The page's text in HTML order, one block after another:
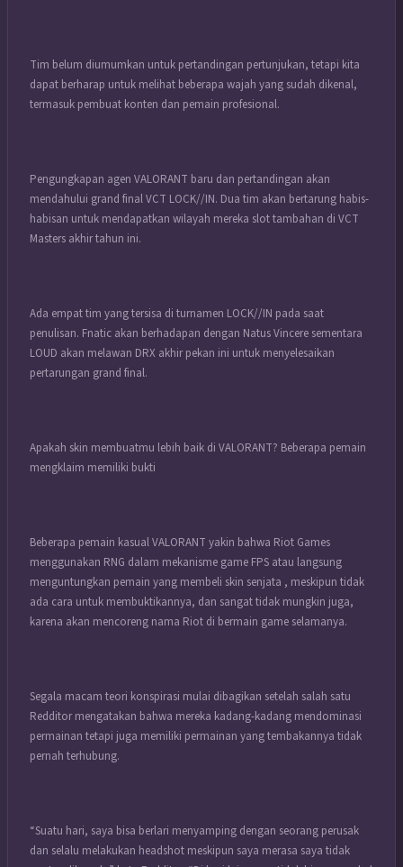
Tim belum diumumkan untuk pertandingan pertunjukan, tetapi kita
dapat berharap untuk melihat beberapa wajah yang sudah dikenal,
termasuk pembuat konten dan pemain profesional.
Pengungkapan agen VALORANT baru dan pertandingan akan
mendahului grand final VCT LOCK//IN. Dua tim akan bertarung habis-
habisan untuk mendapatkan wilayah mereka slot tambahan di VCT
Masters akhir tahun ini.
Ada empat tim yang tersisa di turnamen LOCK//IN pada saat
penulisan. Fnatic akan berhadapan dengan Natus Vincere sementara
LOUD akan melawan DRX akhir pekan ini untuk menyelesaikan
pertarungan grand final.
Apakah skin membuatmu lebih baik di VALORANT? Beberapa pemain
mengklaim memiliki bukti
Beberapa pemain kasual VALORANT yakin bahwa Riot Games
menggunakan RNG dalam mekanisme game FPS atau langsung
menguntungkan pemain yang membeli skin senjata , meskipun tidak
ada cara untuk membuktikannya, dan sangat tidak mungkin juga,
karena akan mencoreng nama Riot di bermain game selamanya.
Segala macam teori konspirasi mulai dibagikan setelah salah satu
Redditor mengatakan bahwa mereka kadang-kadang mendominasi
permainan tetapi juga memiliki permainan yang tembakannya tidak
pernah terhubung.
“Suatu hari, saya bisa berlari menyamping dengan seorang perusak
dan selalu melakukan headshot meskipun saya merasa saya tidak